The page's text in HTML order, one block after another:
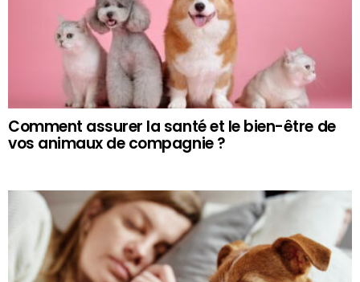
Comment assurer la santé et le bien-être de
vos animaux de compagnie ?